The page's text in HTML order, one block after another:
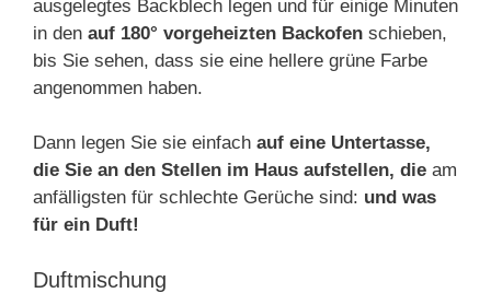
ausgelegtes Backblech legen und für einige Minuten
in den auf 180° vorgeheizten Backofen schieben,
bis Sie sehen, dass sie eine hellere grüne Farbe
angenommen haben.
Dann legen Sie sie einfach auf eine Untertasse,
die Sie an den Stellen im Haus aufstellen, die am
anfälligsten für schlechte Gerüche sind: und was
für ein Duft!
Duftmischung